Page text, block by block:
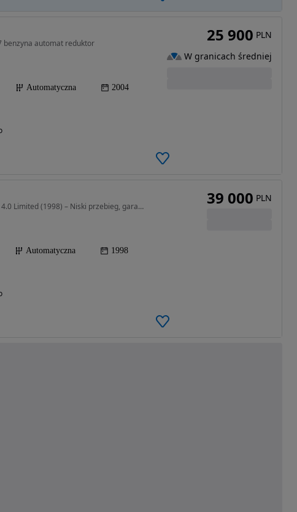
benzyna automat reduktor
Automatyczna 2004
25 900 PLN
W granicach średniej
3960 cm3 • 178 KM • Kultowy Jeep Cherokee 4.0 Limited (1998) – Niski przebieg, garażowany!
Automatyczna 1998
39 000 PLN